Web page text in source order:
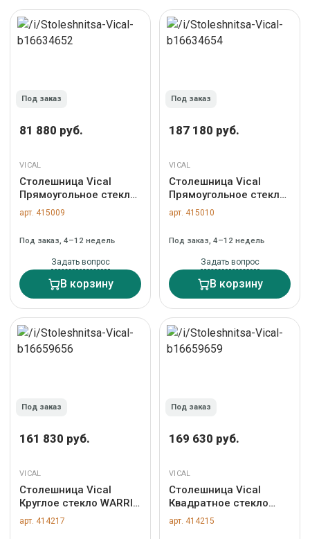
Под заказ
81 880 руб.
VICAL
Столешница Vical
Прямоугольное стекло
120x85 арт. 170225
арт. 415009
Под заказ, 4–12 недель
Задать вопрос
В корзину
Под заказ
187 180 руб.
VICAL
Столешница Vical
Прямоугольное стекло
200x100 арт. 170099
арт. 415010
Под заказ, 4–12 недель
Задать вопрос
В корзину
Под заказ
161 830 руб.
VICAL
Столешница Vical
Круглое стекло WARRI
130 арт. 170103
арт. 414217
Под заказ
169 630 руб.
VICAL
Столешница Vical
Квадратное стекло
150x150 арт. 170227
арт. 414215